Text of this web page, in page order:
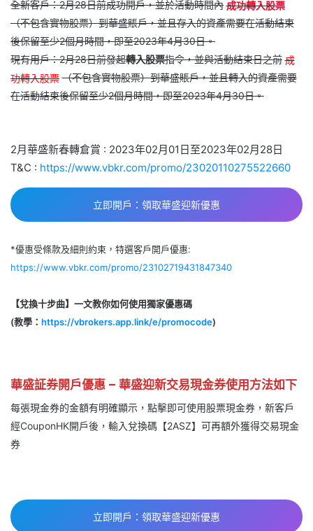
全新客戶：2月28日前成功開戶，並於活動時間內 成功轉入股票
（不包含實物股票）到華盛賬戶，並且存入的資產需要在活動結束
後保留至少2個月時間，即至2023年4月30日。
現有用戶：2月28日前發起轉入股票指令，並與活動結束日之前 成
功轉入股票 （不包含實物股票）到華盛賬戶，並且轉入的資產需要
在活動結束後保留至少2個月時間，即至2023年4月30日。
2月華盛新春轉倉賞 : 2023年02月01日至2023年02月28日
T&C : https://www.vbkr.com/promo/23020110275522660
立即開戶：領取華盛迎新優惠
*優惠受條款及細則約束，特選客戶開戶優惠:
https://www.vbkr.com/promo/23102719431847340
【兌換十步曲】一文教你如何使用獨家優惠碼
(教學： https://vbrokers.app.link/e/promocode)
華盛証券開戶優惠 – 華盛迎新交易現金券使用方法如下
每張現金券的金額有明確顯示，點擊即可使用股票現金券，新客戶
經CouponHK開戶後，輸入兌換碼【2ASZ】可再額外獲得交易現金
券
立即開戶：領取華盛迎新優惠